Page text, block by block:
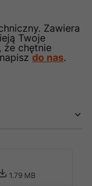
Zawiera
Twoje
że chętnie
do nas.
1.79 MB